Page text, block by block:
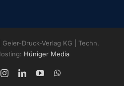
Druck-Verlag KG | Techn.
Hüniger Media
InstagramLinkedInYouTube